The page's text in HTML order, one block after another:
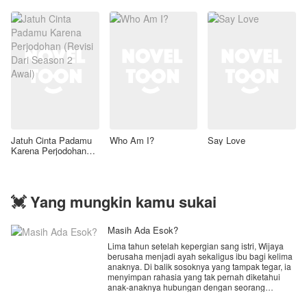
Jatuh Cinta Padamu
Karena Perjodohan
Who Am I? Say Love
💓 Yang mungkin kamu sukai
Masih Ada Esok?
Lima tahun setelah kepergian sang istri, Wijaya
berusaha menjadi ayah sekaligus ibu bagi kelima
anaknya. Di balik sosoknya yang tampak tegar, ia
menyimpan rahasia yang tak pernah diketahui
anak-anaknya hubungan dengan seorang